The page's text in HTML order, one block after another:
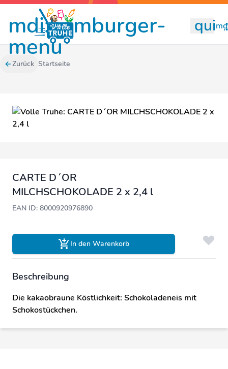
mdi:hamburger-
menu
Zurück Startseite
CARTE D´OR
MILCHSCHOKOLADE 2 x 2,4 l
EAN ID: 8000920976890
In den Warenkorb
Beschreibung
Die kakaobraune Köstlichkeit: Schokoladeneis mit
Schokostückchen.